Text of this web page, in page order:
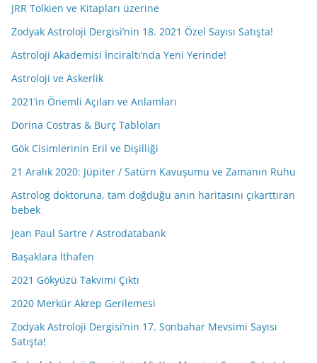
JRR Tolkien ve Kitapları üzerine
Zodyak Astroloji Dergisi’nin 18. 2021 Özel Sayısı Satışta!
Astroloji Akademisi İnciraltı’nda Yeni Yerinde!
Astroloji ve Askerlik
2021’in Önemli Açıları ve Anlamları
Dorina Costras & Burç Tabloları
Gök Cisimlerinin Eril ve Dişilliği
21 Aralık 2020: Jüpiter / Satürn Kavuşumu ve Zamanın Ruhu
Astrolog doktoruna, tam doğduğu anın haritasını çıkarttıran
bebek
Jean Paul Sartre / Astrodatabank
Başaklara İthafen
2021 Gökyüzü Takvimi Çıktı
2020 Merkür Akrep Gerilemesi
Zodyak Astroloji Dergisi’nin 17. Sonbahar Mevsimi Sayısı
Satışta!